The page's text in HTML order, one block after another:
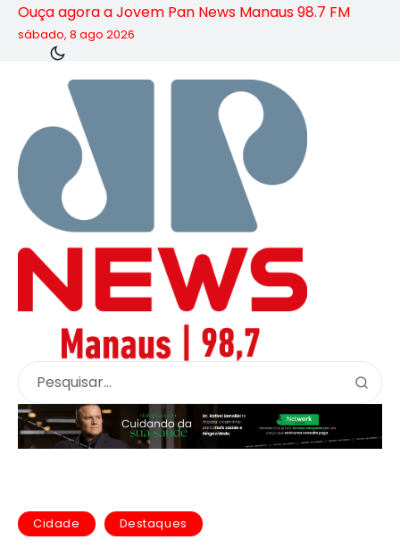
Ouça agora a Jovem Pan News Manaus 98.7 FM
sábado, 8 ago 2026
Cidade Destaques